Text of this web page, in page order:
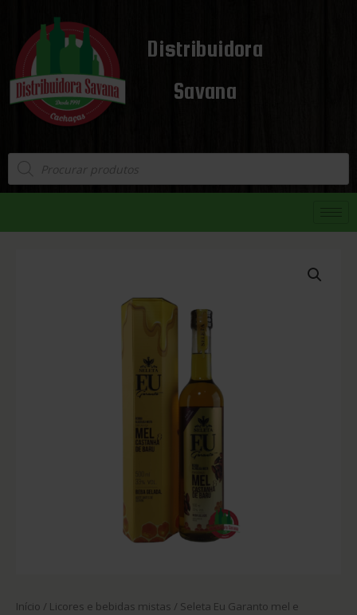
Distribuidora
Savana
Início / Licores e bebidas mistas / Seleta Eu Garanto mel e